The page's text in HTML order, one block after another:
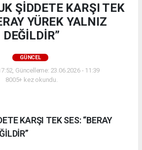
ŞİDDETE KARŞI TEK
YÜREK YALNIZ
DEĞİLDİR”
GÜNCEL
Güncelleme: 23.06.2026 - 11:39
8005+ kez okundu.
KARŞI TEK SES: “BERAY